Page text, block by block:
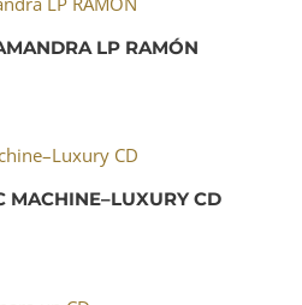
LP RAMÓN
MACHINE–LUXURY CD